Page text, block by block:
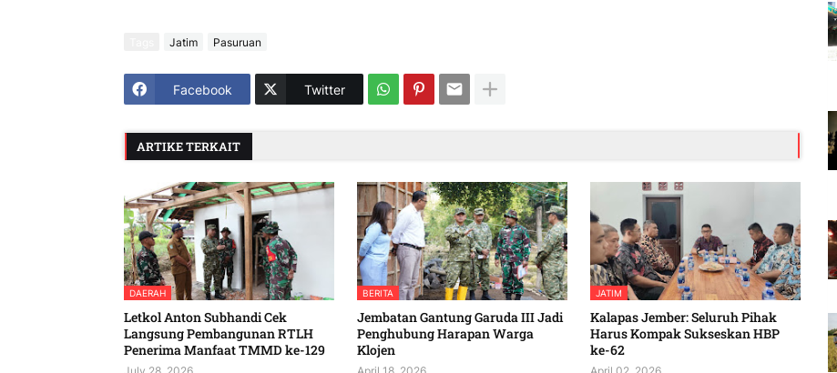
Jatim Pasuruan
Facebook Twitter
ARTIKE TERKAIT
DAERAH
Letkol Anton Subhandi Cek
Langsung Pembangunan RTLH
Penerima Manfaat TMMD ke-129
BERITA
Jembatan Gantung Garuda III Jadi
Penghubung Harapan Warga
Klojen
JATIM
Kalapas Jember: Seluruh Pihak
Harus Kompak Sukseskan HBP
ke-62